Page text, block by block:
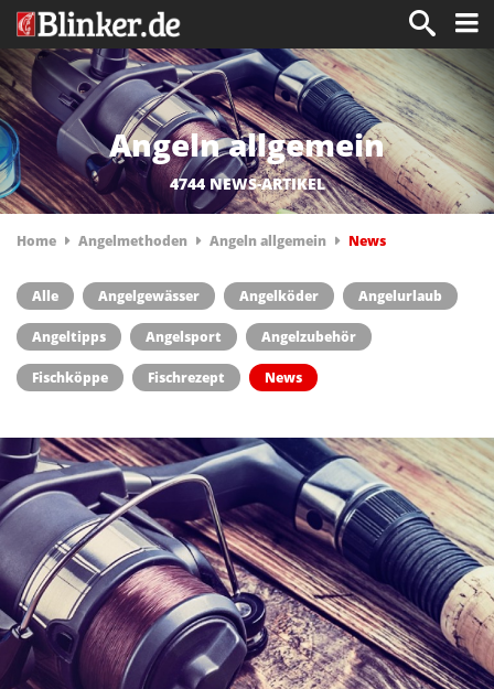
Angeln allgemein
4744 NEWS-ARTIKEL
Home Angelmethoden Angeln allgemein News
Alle Angelgewässer Angelköder Angelurlaub
Angeltipps Angelsport Angelzubehör
Fischköppe Fischrezept News